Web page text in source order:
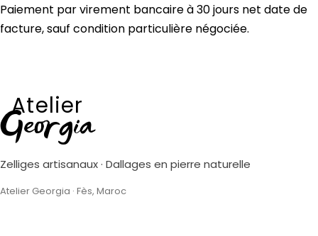
Paiement par virement bancaire à 30 jours net date de
facture, sauf condition particulière négociée.
Atelier
Georgia
Zelliges artisanaux · Dallages en pierre naturelle
Atelier Georgia · Fès, Maroc